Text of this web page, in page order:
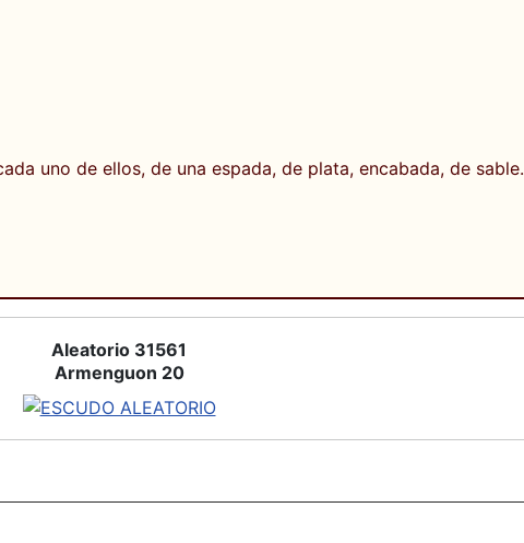
uno de ellos, de una espada, de plata, encabada, de sable.
Aleatorio 31561
Armenguon 20